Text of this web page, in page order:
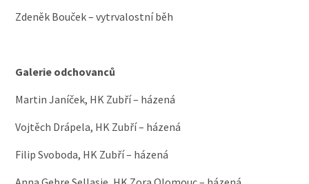
Zdeněk Bouček – vytrvalostní běh
Galerie odchovanců
Martin Janíček, HK Zubří – házená
Vojtěch Drápela, HK Zubří – házená
Filip Svoboda, HK Zubří – házená